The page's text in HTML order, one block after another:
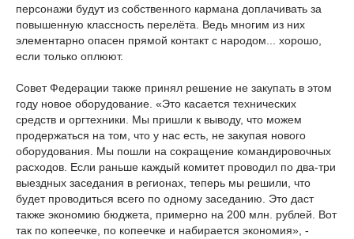
персонажи будут из собственного кармана доплачивать за
повышенную классность перелёта. Ведь многим из них
элементарно опасен прямой контакт с народом... хорошо,
если только оплюют.
Совет Федерации также принял решение не закупать в этом
году новое оборудование. «Это касается технических
средств и оргтехники. Мы пришли к выводу, что можем
продержаться на том, что у нас есть, не закупая нового
оборудования. Мы пошли на сокращение командировочных
расходов. Если раньше каждый комитет проводил по два-три
выездных заседания в регионах, теперь мы решили, что
будет проводиться всего по одному заседанию. Это даст
также экономию бюджета, примерно на 200 млн. рублей. Вот
так по копеечке, по копеечке и набирается экономия», -